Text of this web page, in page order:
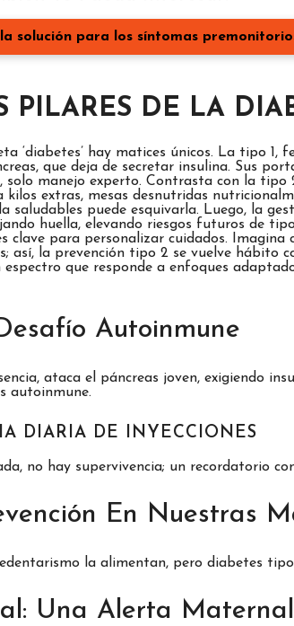
solución para los síntomas
PILARES DE LA
‘diabetes’ hay matices únicos. La tipo
que deja de secretar insulina. Sus
solo manejo experto. Contrasta con la tipo
kilos extras, mesas desnutridas
saludables puede esquivarla. Luego, la
huella, elevando riesgos futuros de
clave para personalizar cuidados. Imagina
así, la prevención tipo 2 se vuelve hábito
que responde a enfoques
Autoinmune
ataca el páncreas joven, exigiendo
autoinmune.
DIARIA DE INYECCIONES
no hay supervivencia; un recordatorio
En Nuestras
la alimentan, pero diabetes
Una Alerta Maternal